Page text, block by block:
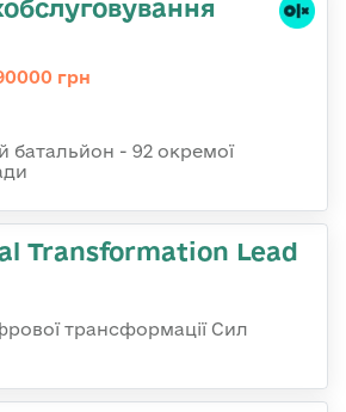
грн
батальйон - 92 окремої
Transformation Lead
трансформації Сил